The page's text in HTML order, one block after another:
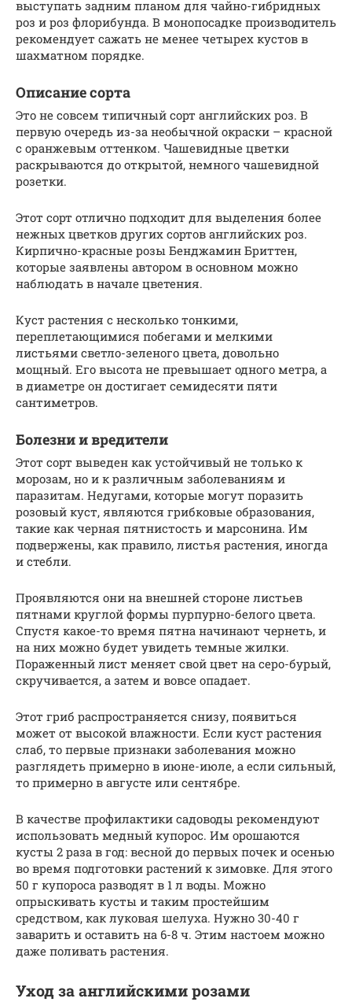
выступать задним планом для чайно-гибридных
роз и роз флорибунда. В монопосадке производитель
рекомендует сажать не менее четырех кустов в
шахматном порядке.
Описание сорта
Это не совсем типичный сорт английских роз. В
первую очередь из-за необычной окраски – красной
с оранжевым оттенком. Чашевидные цветки
раскрываются до открытой, немного чашевидной
розетки.
Этот сорт отлично подходит для выделения более
нежных цветков других сортов английских роз.
Кирпично-красные розы Бенджамин Бриттен,
которые заявлены автором в основном можно
наблюдать в начале цветения.
Куст растения с несколько тонкими,
переплетающимися побегами и мелкими
листьями светло-зеленого цвета, довольно
мощный. Его высота не превышает одного метра, а
в диаметре он достигает семидесяти пяти
сантиметров.
Болезни и вредители
Этот сорт выведен как устойчивый не только к
морозам, но и к различным заболеваниям и
паразитам. Недугами, которые могут поразить
розовый куст, являются грибковые образования,
такие как черная пятнистость и марсонина. Им
подвержены, как правило, листья растения, иногда
и стебли.
Проявляются они на внешней стороне листьев
пятнами круглой формы пурпурно-белого цвета.
Спустя какое-то время пятна начинают чернеть, и
на них можно будет увидеть темные жилки.
Пораженный лист меняет свой цвет на серо-бурый,
скручивается, а затем и вовсе опадает.
Этот гриб распространяется снизу, появиться
может от высокой влажности. Если куст растения
слаб, то первые признаки заболевания можно
разглядеть примерно в июне-июле, а если сильный,
то примерно в августе или сентябре.
В качестве профилактики садоводы рекомендуют
использовать медный купорос. Им орошаются
кусты 2 раза в год: весной до первых почек и осенью
во время подготовки растений к зимовке. Для этого
50 г купороса разводят в 1 л воды. Можно
опрыскивать кусты и таким простейшим
средством, как луковая шелуха. Нужно 30-40 г
заварить и оставить на 6-8 ч. Этим настоем можно
даже поливать растения.
Уход за английскими розами